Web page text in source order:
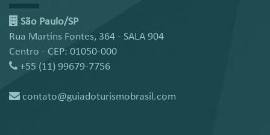
São Paulo/SP
Rua Martins Fontes, 364 - SALA 904
Centro - CEP: 01050-000
+55 (11) 99679-7756
contato@guiadoturismobrasil.com